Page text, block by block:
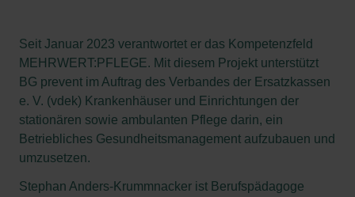
Seit Januar 2023 verantwortet er das Kompetenzfeld
MEHRWERT:PFLEGE. Mit diesem Projekt unterstützt
BG prevent im Auftrag des Verbandes der Ersatzkassen
e. V. (vdek) Krankenhäuser und Einrichtungen der
stationären sowie ambulanten Pflege darin, ein
Betriebliches Gesundheitsmanagement aufzubauen und
umzusetzen.
Stephan Anders-Krummnacker ist Berufspädagoge